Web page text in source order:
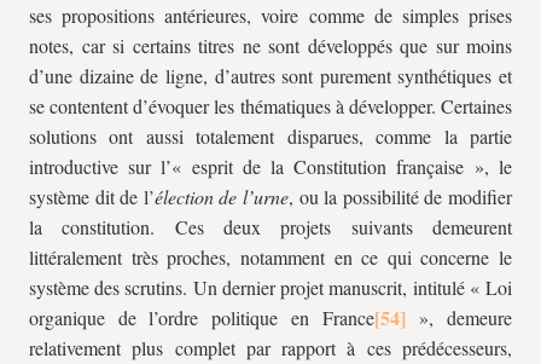
ses propositions antérieures, voire comme de simples prises
notes, car si certains titres ne sont développés que sur moins
d’une dizaine de ligne, d’autres sont purement synthétiques et
se contentent d’évoquer les thématiques à développer. Certaines
solutions ont aussi totalement disparues, comme la partie
introductive sur l’« esprit de la Constitution française », le
système dit de l’élection de l’urne, ou la possibilité de modifier
la constitution. Ces deux projets suivants demeurent
littéralement très proches, notamment en ce qui concerne le
système des scrutins. Un dernier projet manuscrit, intitulé « Loi
organique de l’ordre politique en France
»,demeure
relativement plus complet par rapport à ces prédécesseurs,